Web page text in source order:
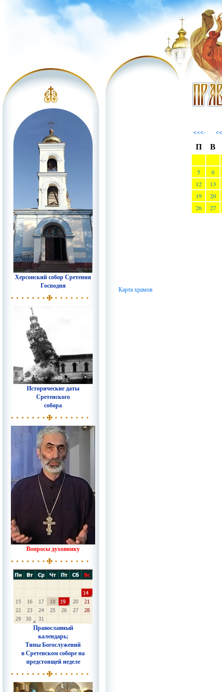
Херсонский собор Сретения
Господня
Исторические даты
Сретенского
собора
Вопросы духовнику
Православный
календарь;
Типы Богослужений
в Сретенском соборе на
предстоящей неделе
<<<- <<
П В
5
6
12
13
19
20
26
27
Карта храмов